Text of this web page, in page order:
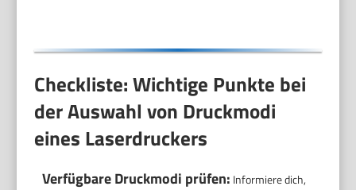
Checkliste: Wichtige Punkte bei
der Auswahl von Druckmodi
eines Laserdruckers
Verfügbare Druckmodi prüfen: Informiere dich,